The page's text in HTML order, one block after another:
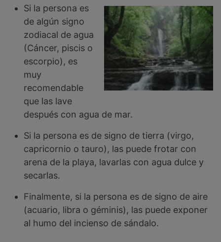
Si la persona es
de algún signo
zodiacal de agua
(Cáncer, piscis o
escorpio), es
muy
recomendable
que las lave
después con agua de mar.
Si la persona es de signo de tierra (virgo,
capricornio o tauro), las puede frotar con
arena de la playa, lavarlas con agua dulce y
secarlas.
Finalmente, si la persona es de signo de aire
(acuario, libra o géminis), las puede exponer
al humo del incienso de sándalo.